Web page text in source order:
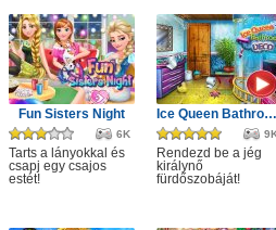
Fun Sisters Night
6K
Tarts a lányokkal és
csapj egy csajos
estét!
Ice Queen Bathroom Deco
Rendezd be a jég
királynő
fürdőszobáját!